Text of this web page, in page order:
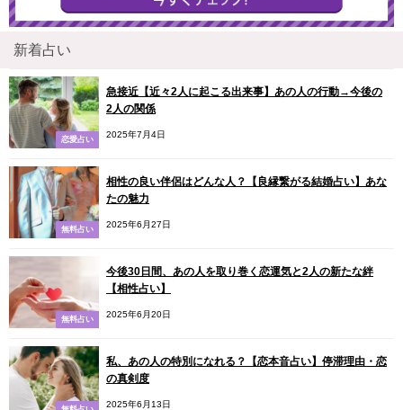
新着占い
恋愛占い
急接近【近々2人に起こる出来事】あの人の行動→今後の
2人の関係
2025年7月4日
無料占い
相性の良い伴侶はどんな人？【良縁繋がる結婚占い】あな
たの魅力
2025年6月27日
無料占い
今後30日間、あの人を取り巻く恋運気と2人の新たな絆
【相性占い】
2025年6月20日
私、あの人の特別になれる？【恋本音占い】停滞理由・恋
の真剣度
2025年6月13日